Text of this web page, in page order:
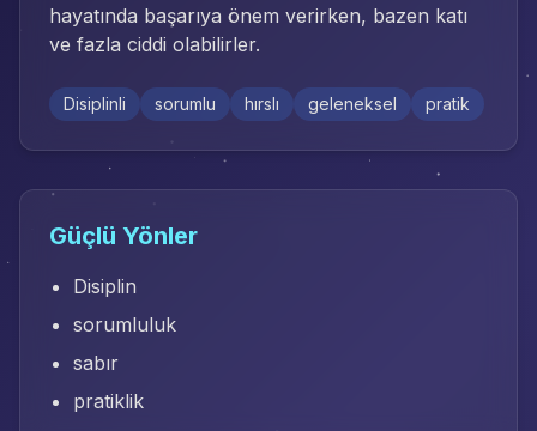
hayatında başarıya önem verirken, bazen katı
ve fazla ciddi olabilirler.
Disiplinli sorumlu hırslı geleneksel pratik
Güçlü Yönler
Disiplin
sorumluluk
sabır
pratiklik